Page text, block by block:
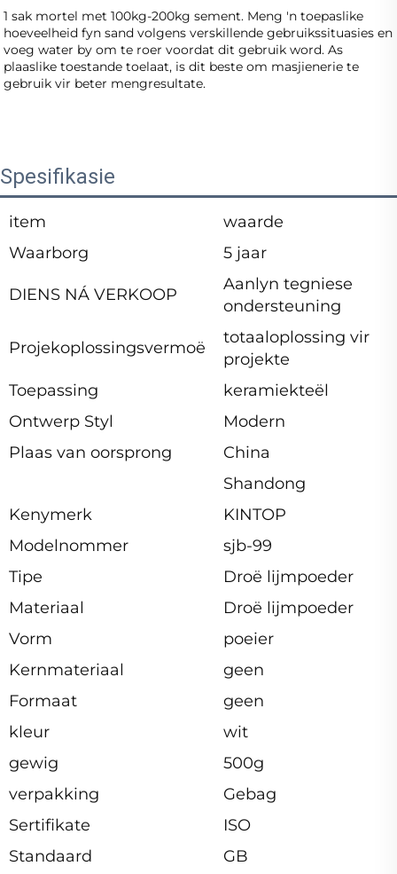
1 sak mortel met 100kg-200kg sement. Meng 'n toepaslike
hoeveelheid fyn sand volgens verskillende gebruikssituasies en
voeg water by om te roer voordat dit gebruik word. As
plaaslike toestande toelaat, is dit beste om masjienerie te
gebruik vir beter mengresultate.
Spesifikasie
item
waarde
Waarborg
5 jaar
DIENS NÁ VERKOOP
Aanlyn tegniese
ondersteuning
Projekoplossingsvermoë
totaaloplossing vir
projekte
Toepassing
keramiekteël
Ontwerp Styl
Modern
Plaas van oorsprong
China
Shandong
Kenymerk
KINTOP
Modelnommer
sjb-99
Tipe
Droë lijmpoeder
Materiaal
Droë lijmpoeder
Vorm
poeier
Kernmateriaal
geen
Formaat
geen
kleur
wit
gewig
500g
verpakking
Gebag
Sertifikate
ISO
Standaard
GB